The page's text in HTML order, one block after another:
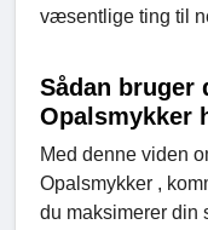
væsentlige ting til
Sådan bruger
Opalsmykker
Med denne viden
Opalsmykker ,
du maksimerer din